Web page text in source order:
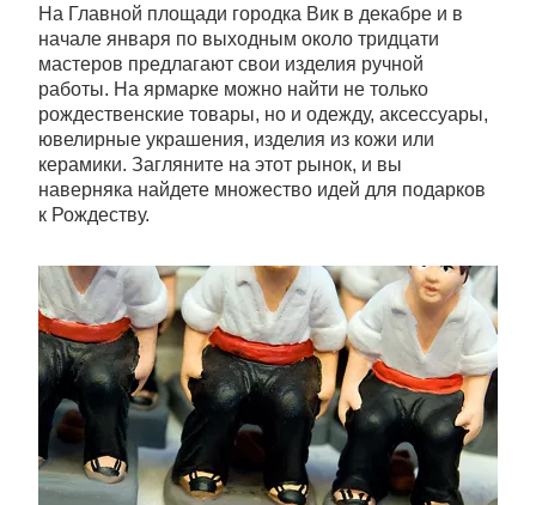
На Главной площади городка Вик в декабре и в
начале января по выходным около тридцати
мастеров предлагают свои изделия ручной
работы. На ярмарке можно найти не только
рождественские товары, но и одежду, аксессуары,
ювелирные украшения, изделия из кожи или
керамики. Загляните на этот рынок, и вы
наверняка найдете множество идей для подарков
к Рождеству.